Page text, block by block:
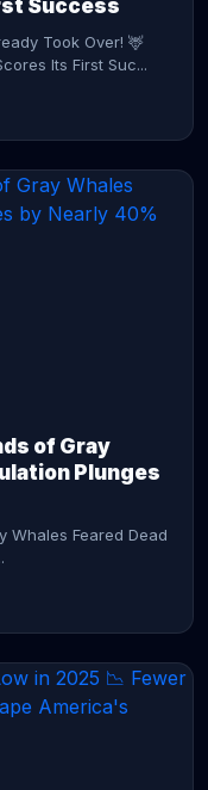
Success
Took Over! 🦌
Its First Suc...
of Gray
Plunges
Whales Feared Dead